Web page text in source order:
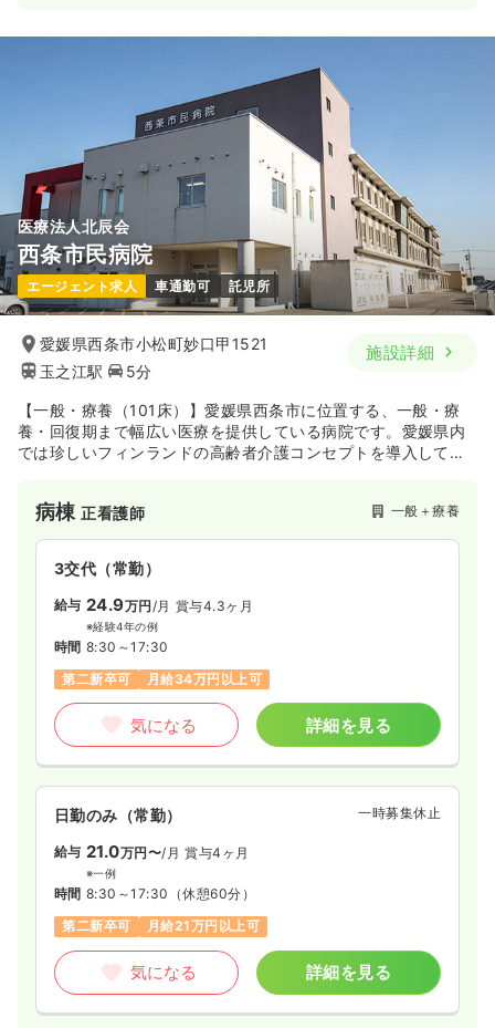
医療法人北辰会
西条市民病院
エージェント求人 車通勤可 託児所
愛媛県西条市小松町妙口甲1521
玉之江駅
5分
施設詳細
【一般・療養（101床）】愛媛県西条市に位置する、一般・療
養・回復期まで幅広い医療を提供している病院です。愛媛県内
では珍しいフィンランドの高齢者介護コンセプトを導入してお
カフェテリアなど、快適に日々を過ごすための工夫が随所に散
りばめられています。
病棟正看護師 一般＋療養
3交代（常勤）
給与 24.9万円 /月 賞与4.3ヶ月
※経験4年の例
時間 8:30～17:30
第二新卒可
月給34万円以上可
気になる 詳細を見る
日勤のみ（常勤） 一時募集休止
給与 21.0万円〜/月 賞与4ヶ月
※一例
時間 8:30～17:30 （休憩60分）
第二新卒可
月給21万円以上可
気になる 詳細を見る